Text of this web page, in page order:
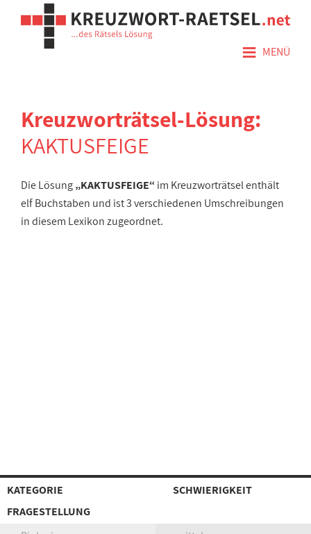
≡ MENÜ
Kreuzworträtsel-Lösung:
KAKTUSFEIGE
Die Lösung„KAKTUSFEIGE“ im Kreuzworträtsel enthält
elf Buchstaben und ist 3 verschiedenen Umschreibungen
in diesem Lexikon zugeordnet.
KATEGORIE
SCHWIERIGKEIT
FRAGESTELLUNG